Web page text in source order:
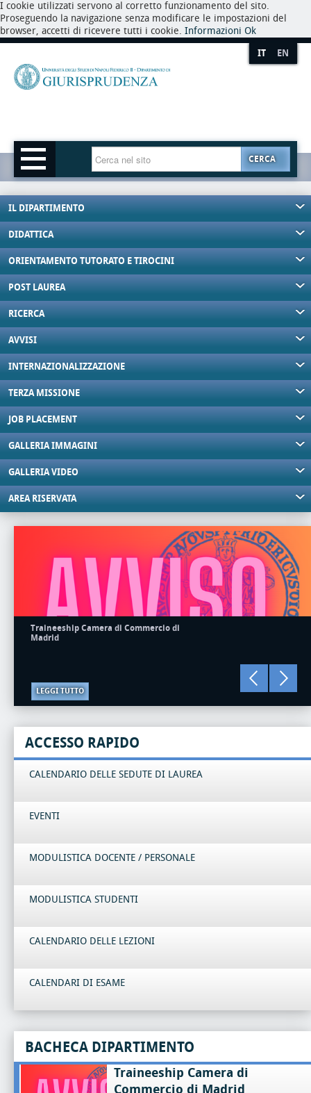
I cookie utilizzati servono al corretto funzionamento del sito.
Proseguendo la navigazione senza modificare le impostazioni del
browser, accetti di ricevere tutti i cookie. Informazioni Ok
IT EN
CERCA
IL DIPARTIMENTO
DIDATTICA
ORIENTAMENTO TUTORATO E TIROCINI
POST LAUREA
RICERCA
AVVISI
INTERNAZIONALIZZAZIONE
TERZA MISSIONE
JOB PLACEMENT
GALLERIA IMMAGINI
GALLERIA VIDEO
AREA RISERVATA
Traineeship Camera di Commercio di
Madrid
LEGGI TUTTO
ACCESSO RAPIDO
CALENDARIO DELLE SEDUTE DI LAUREA
EVENTI
MODULISTICA DOCENTE / PERSONALE
MODULISTICA STUDENTI
CALENDARIO DELLE LEZIONI
CALENDARI DI ESAME
BACHECA DIPARTIMENTO
Traineeship Camera di
Commercio di Madrid